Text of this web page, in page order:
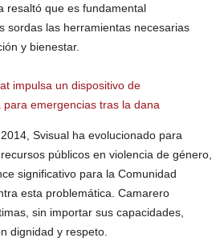
resaltó que es fundamental
sordas las herramientas necesarias
y bienestar.
impulsa un dispositivo de
emergencias tras la dana
Svisual ha evolucionado para
públicos en violencia de género,
significativo para la Comunidad
esta problemática. Camarero
sin importar sus capacidades,
dignidad y respeto.